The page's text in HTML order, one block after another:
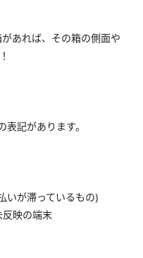
あれば、その箱の側面や
記があります。
いが滞っているもの)
映の端末